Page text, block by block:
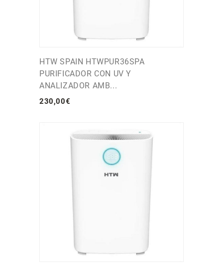
HTW SPAIN HTWPUR36SPA
PURIFICADOR CON UV Y
ANALIZADOR AMB...
230,00€